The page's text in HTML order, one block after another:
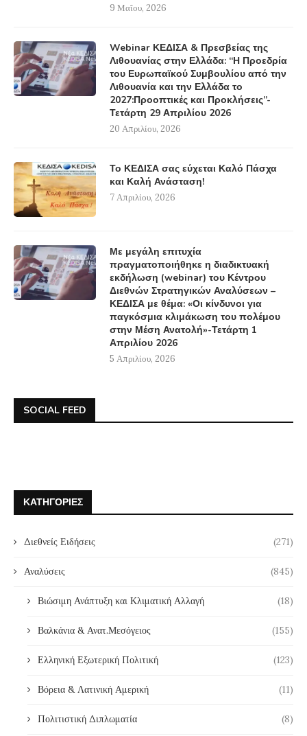
9 Μαΐου, 2026
Webinar ΚΕΔΙΣΑ & Πρεσβείας της
Λιθουανίας στην Ελλάδα: “Η Προεδρία
του Ευρωπαϊκού Συμβουλίου από την
Λιθουανία και την Ελλάδα το
2027:Προοπτικές και Προκλήσεις”-
Τετάρτη 29 Απριλίου 2026
20 Απριλίου, 2026
Το ΚΕΔΙΣΑ σας εύχεται Καλό Πάσχα
και Καλή Ανάσταση!
7 Απριλίου, 2026
Με μεγάλη επιτυχία
πραγματοποιήθηκε η διαδικτυακή
εκδήλωση (webinar) του Κέντρου
Διεθνών Στρατηγικών Αναλύσεων –
ΚΕΔΙΣΑ με θέμα: «Οι κίνδυνοι για
παγκόσμια κλιμάκωση του πολέμου
στην Μέση Ανατολή»-Τετάρτη 1
Απριλίου 2026
5 Απριλίου, 2026
SOCIAL FEED
ΚΑΤΗΓΟΡΊΕΣ
Διεθνείς Ειδήσεις (271)
Αναλύσεις (845)
Βιώσιμη Ανάπτυξη και Κλιματική Αλλαγή (18)
Βαλκάνια & Ανατ.Μεσόγειος (155)
Ελληνική Εξωτερική Πολιτική (123)
Βόρεια & Λατινική Αμερική (11)
Πολιτιστική Διπλωματία (8)